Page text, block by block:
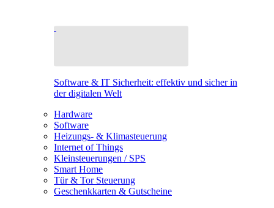
Software & IT Sicherheit: effektiv und sicher in
der digitalen Welt
Hardware
Software
Heizungs- & Klimasteuerung
Internet of Things
Kleinsteuerungen / SPS
Smart Home
Tür & Tor Steuerung
Geschenkkarten & Gutscheine